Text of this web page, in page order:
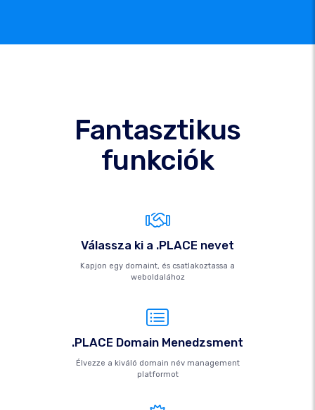
Fantasztikus
funkciók
Válassza ki a .PLACE nevet
Kapjon egy domaint, és csatlakoztassa a
weboldalához
.PLACE Domain Menedzsment
Élvezze a kiváló domain név management
platformot